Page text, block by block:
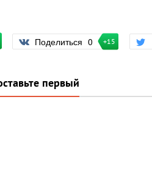
Поделиться 0 +15
первый